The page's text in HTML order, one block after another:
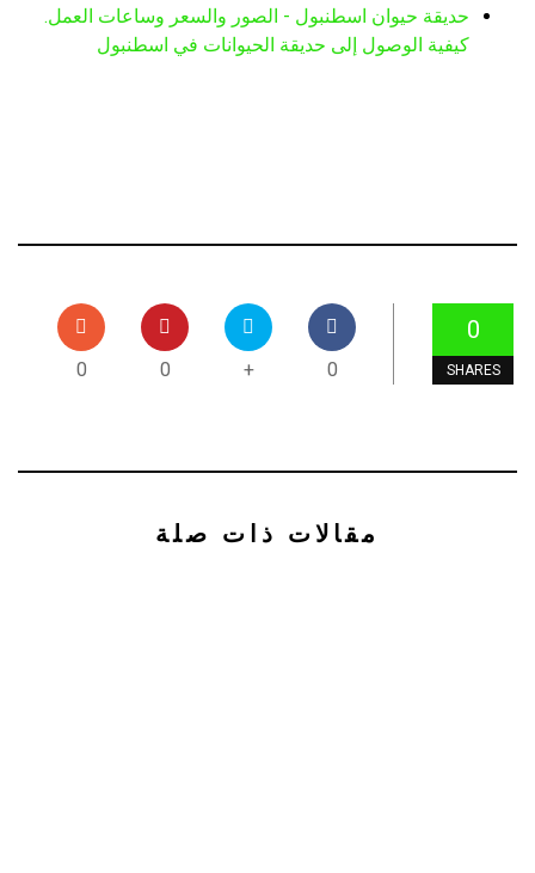
حديقة حيوان اسطنبول - الصور والسعر وساعات العمل.
كيفية الوصول إلى حديقة الحيوانات في اسطنبول
0
SHARES
0
+
0
0
مقالات ذات صلة